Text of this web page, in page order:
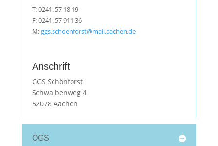
T: 0241. 57 18 19
F: 0241. 57 911 36
M:ggs.schoenforst@mail.aachen.de
Anschrift
GGS Schönforst
Schwalbenweg 4
52078 Aachen
OGS